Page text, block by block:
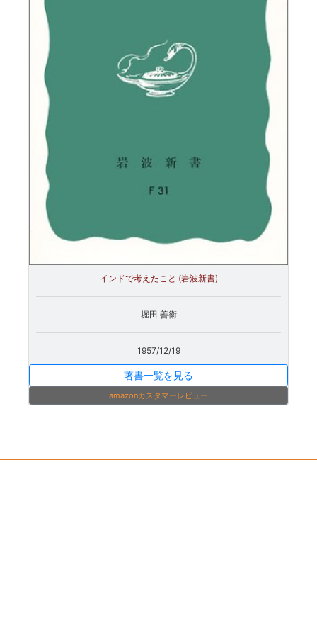
インドで考えたこと (岩波新書)
堀田 善衞
1957/12/19
著書一覧を見る
amazonカスタマーレビュー